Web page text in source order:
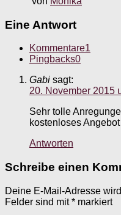
Eine Antwort
Kommentare1
Pingbacks0
Gabi sagt:
20. November 2015
Sehr tolle
kostenloses Angebot
Antworten
Schreibe einen
Deine E-Mail-Adresse
Felder sind mit* markiert